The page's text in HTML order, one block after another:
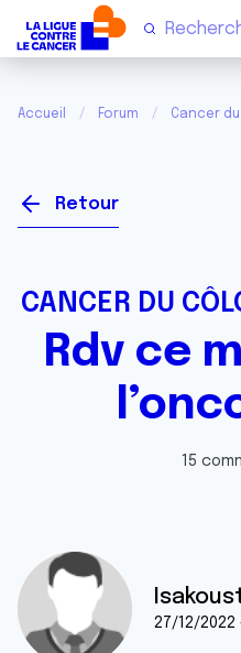
Accueil Forum Cancer
Retour
CANCER DU
Rdv ce
15
27/12/2022 -